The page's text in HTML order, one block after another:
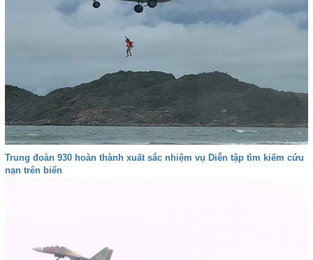
Trung đoàn 930 hoàn thành xuất sắc nhiệm vụ Diễn tập tìm kiếm cứu
nạn trên biển